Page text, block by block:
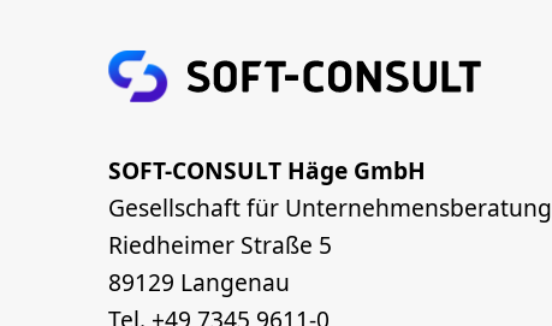
SOFT-CONSULT Häge GmbH
Gesellschaft für Unternehmensberatung
Riedheimer Straße 5
89129 Langenau